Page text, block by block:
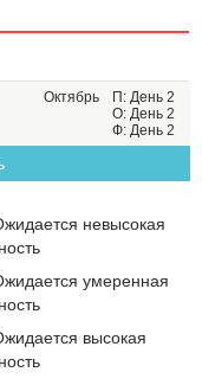
Октябрь
П: День 2
О: День 2
Ф: День 2
невысокая
умеренная
высокая